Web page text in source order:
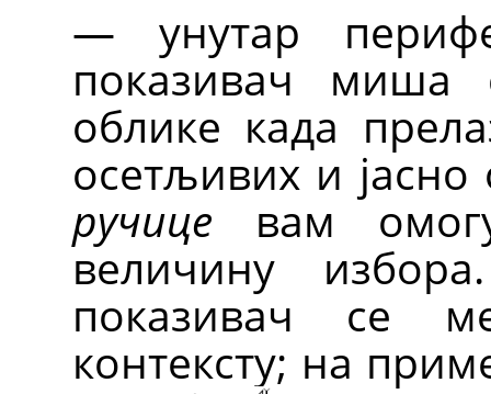
— унутар
показивач
облике када
осетљивих и
ручице вам
величину
показивач се
контексту; на